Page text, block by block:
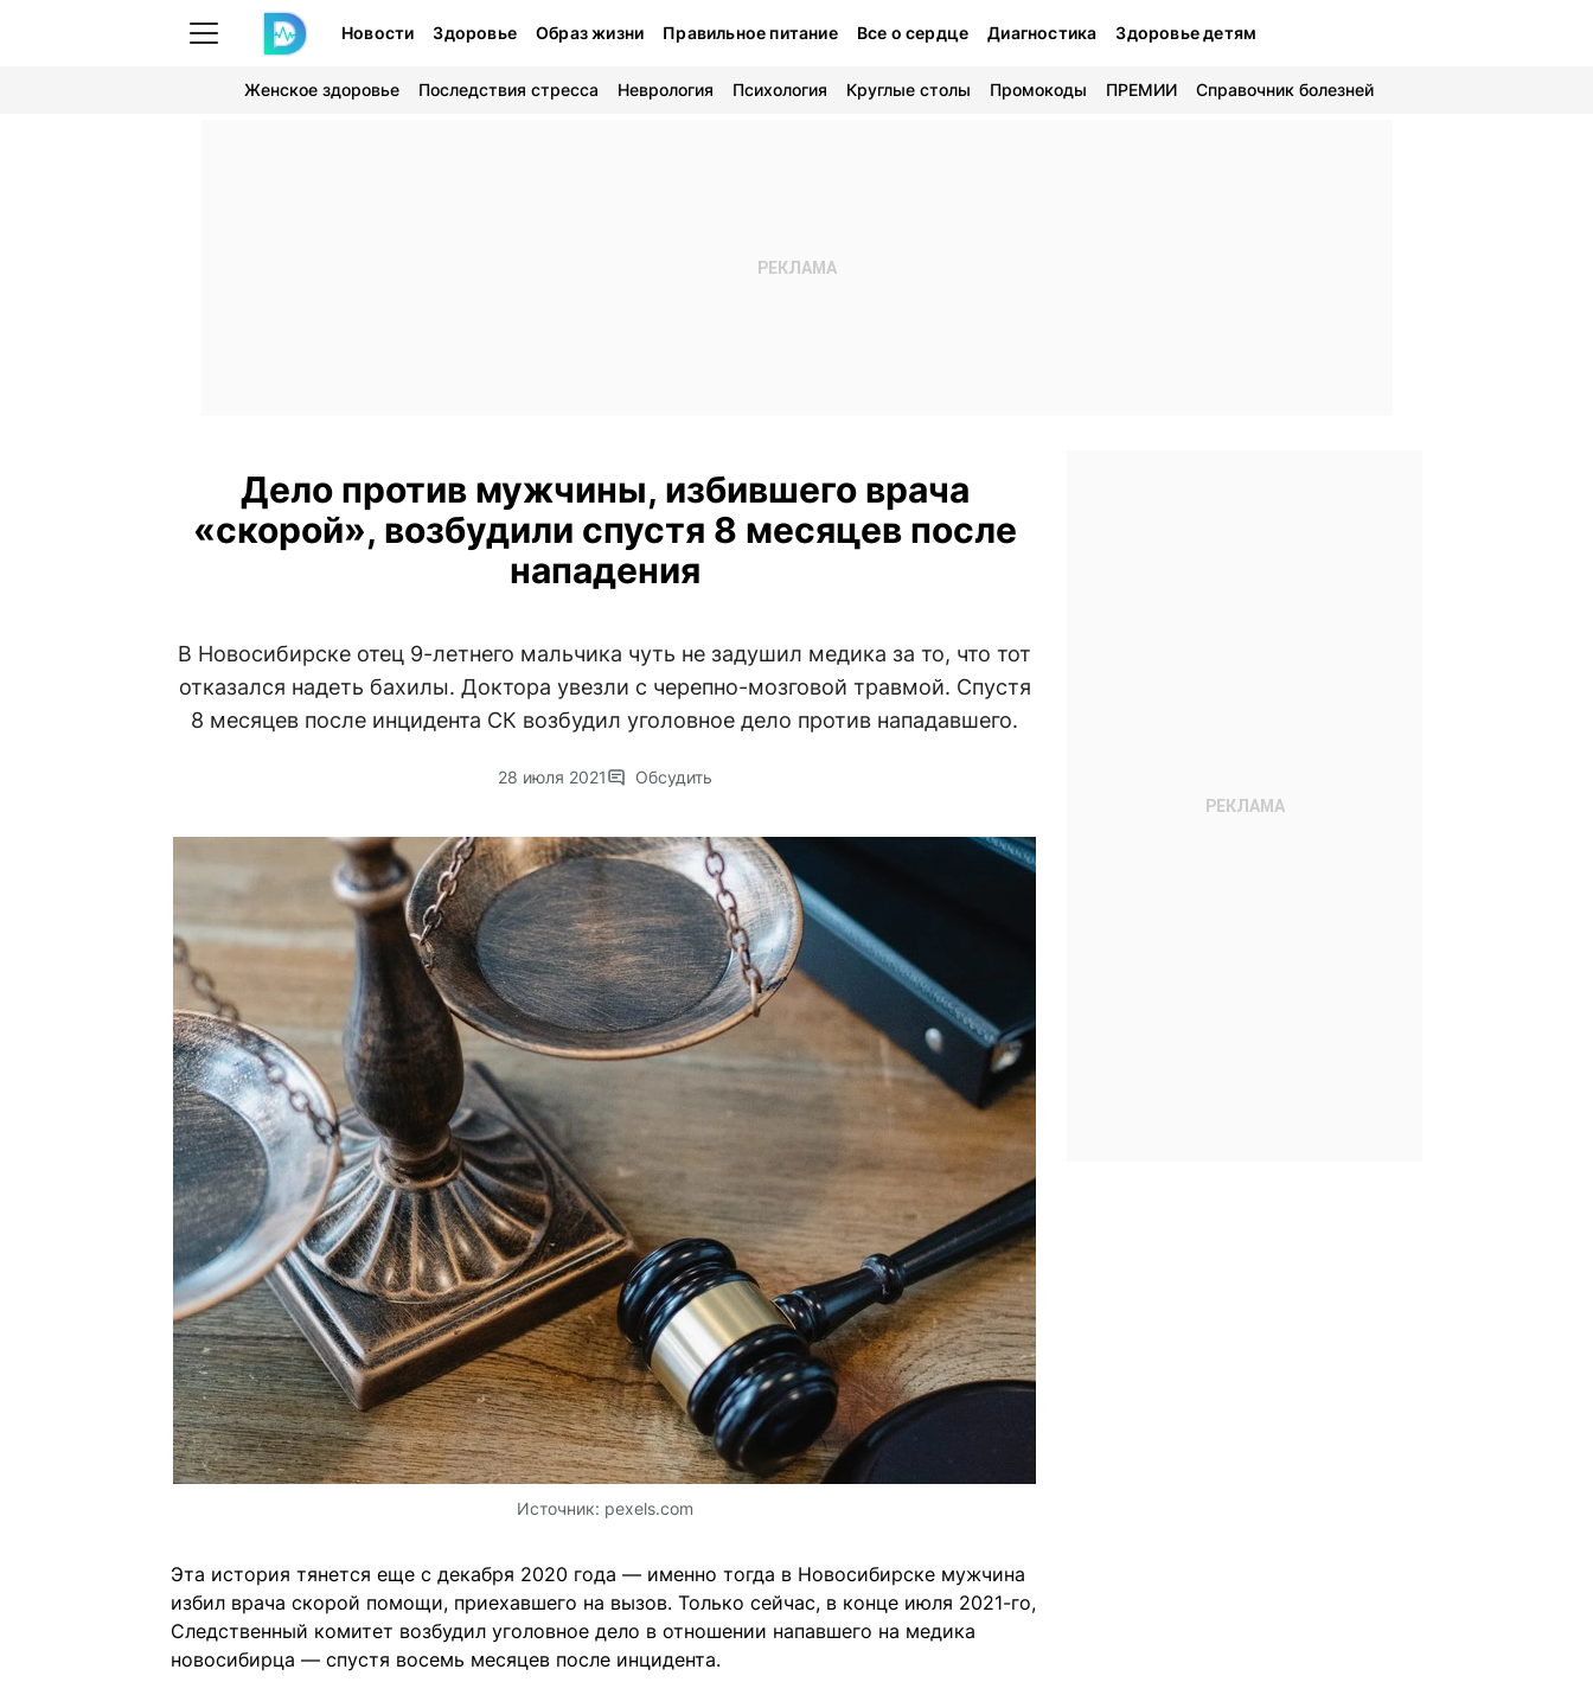
Новости Здоровье Образ жизни Правильное питание Все о сердце Диагностика Здоровье детям
Женское здоровье Последствия стресса Неврология Психология Круглые столы Промокоды ПРЕМИИ Справочник болезней
Дело против мужчины, избившего врача
«скорой», возбудили спустя 8 месяцев после
нападения
В Новосибирске отец 9-летнего мальчика чуть не задушил медика за то, что тот
отказался надеть бахилы. Доктора увезли с черепно-мозговой травмой. Спустя
8 месяцев после инцидента СК возбудил уголовное дело против нападавшего.
28 июля 2021 Обсудить
Источник: pexels.com
Эта история тянется еще с декабря 2020 года — именно тогда в Новосибирске мужчина
избил врача скорой помощи, приехавшего на вызов. Только сейчас, в конце июля 2021-го,
Следственный комитет возбудил уголовное дело в отношении напавшего на медика
новосибирца — спустя восемь месяцев после инцидента.